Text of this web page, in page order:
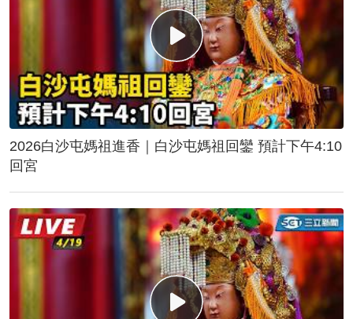
2026白沙屯媽祖進香｜白沙屯媽祖回鑾 預計下午4:10
回宮